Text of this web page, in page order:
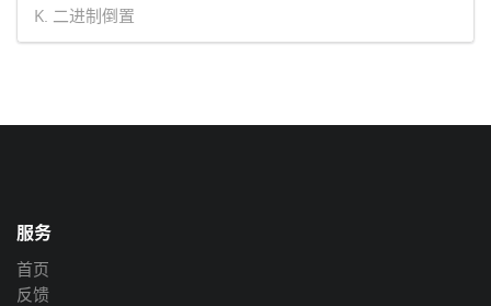
K. 二进制倒置
服务
首页
反馈